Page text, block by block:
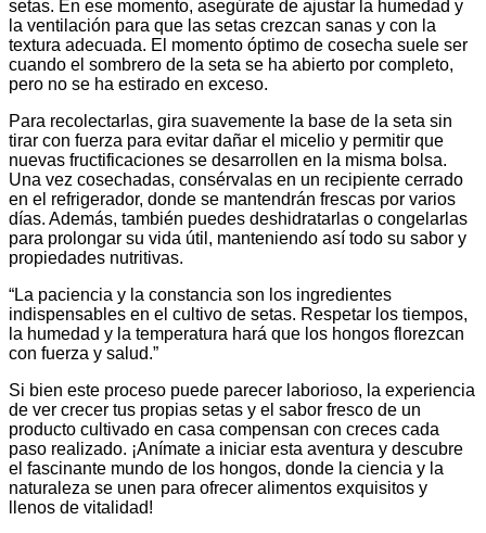
setas. En ese momento, asegúrate de ajustar la humedad y
la ventilación para que las setas crezcan sanas y con la
textura adecuada. El momento óptimo de cosecha suele ser
cuando el sombrero de la seta se ha abierto por completo,
pero no se ha estirado en exceso.
Para recolectarlas, gira suavemente la base de la seta sin
tirar con fuerza para evitar dañar el micelio y permitir que
nuevas fructificaciones se desarrollen en la misma bolsa.
Una vez cosechadas, consérvalas en un recipiente cerrado
en el refrigerador, donde se mantendrán frescas por varios
días. Además, también puedes deshidratarlas o congelarlas
para prolongar su vida útil, manteniendo así todo su sabor y
propiedades nutritivas.
“La paciencia y la constancia son los ingredientes
indispensables en el cultivo de setas. Respetar los tiempos,
la humedad y la temperatura hará que los hongos florezcan
con fuerza y salud.”
Si bien este proceso puede parecer laborioso, la experiencia
de ver crecer tus propias setas y el sabor fresco de un
producto cultivado en casa compensan con creces cada
paso realizado. ¡Anímate a iniciar esta aventura y descubre
el fascinante mundo de los hongos, donde la ciencia y la
naturaleza se unen para ofrecer alimentos exquisitos y
llenos de vitalidad!